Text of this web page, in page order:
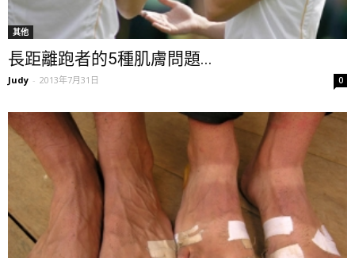
其他
長距離跑者的5種肌膚問題...
Judy - 2013年7月31日 0